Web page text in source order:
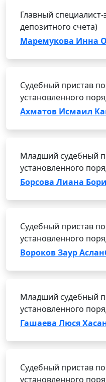
Главный
депозитного счета)
Маремукова Инна
Судебный пристав
установленного
Ахматов Исмаил
Младший судебный
установленного
Борсова Лиана
Судебный пристав
установленного
Вороков Заур
Младший судебный
установленного
Гашаева Люся
Судебный пристав
установленного